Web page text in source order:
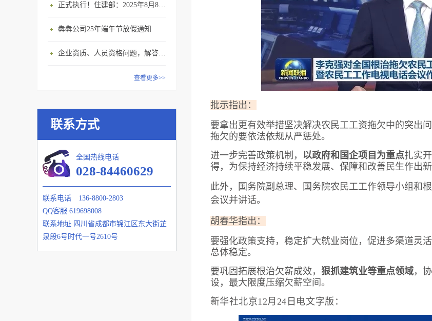
正式执行！住建部：2025年8月8日起，建筑市政工程全面禁止9项技术！
犇犇公司25年端午节放假通知
企业资质、人员资格问题，解答来了
查看更多>>
联系方式
全国热线电话
028-84460629
联系电话
136-8800-2803
QQ客服 619698008
联系地址 四川省成都市锦江区东大街芷
泉段6号时代一号2610号
批示指出：
要拿出更有效举措坚决解决农民工工资拖欠中的突出
拖欠的要依法依规从严惩处。
进一步完善政策机制， 以政府和国企项目为重点扎实
得，为保持经济持续平稳发展、保障和改善民生作出新
此外，国务院副总理、国务院农民工工作领导小组和
会议并讲话。
胡春华指出：
要强化政策支持，稳定扩大就业岗位，促进多渠道灵
总体稳定。
要巩固拓展根治欠薪成效， 狠抓建筑业等重点领域，
设，最大限度压缩欠薪空间。
新华社北京12月24日电文字版：